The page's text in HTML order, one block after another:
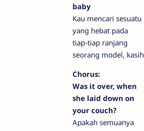
baby
Kau mencari sesuatu
yang hebat pada
tiap-tiap ranjang
seorang model, kasih
Chorus:
Was it over, when
she laid down on
your couch?
Apakah semuanya